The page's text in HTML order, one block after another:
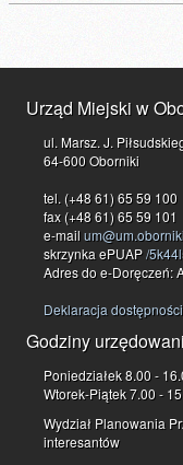
Urząd Miejski w
ul. Marsz. J.
64-600 Oborniki
tel. (+48 61) 65 59 100
fax (+48 61) 65 59 101
e-mail
skrzynka ePUAP/
Adres do e-Doręczeń:
Deklaracja dostępności
Godziny
Poniedziałek 8.00 -
Wtorek-Piątek 7.00 -
Wydział Planowania
interesantów